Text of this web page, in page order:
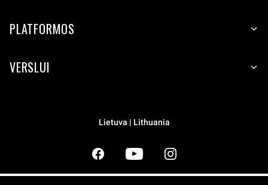
PLATFORMOS
VERSLUI
Lietuva | Lithuania